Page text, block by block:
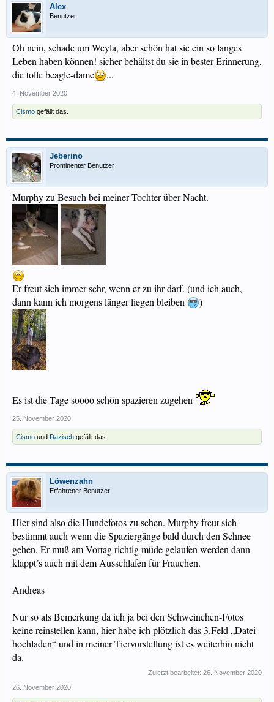
Alex
Benutzer
Oh nein, schade um Weyla, aber schön hat sie ein so langes
Leben haben können! sicher behältst du sie in bester Erinnerung,
die tolle beagle-dame
...
4. November 2020
Cismo gefällt das.
Jeberino
Prominenter Benutzer
Murphy zu Besuch bei meiner Tochter über Nacht.
Er freut sich immer sehr, wenn er zu ihr darf. (und ich auch,
dann kann ich morgens länger liegen bleiben
)
Es ist die Tage soooo schön spazieren zugehen
25. November 2020
Cismo und Dazisch gefällt das.
Löwenzahn
Erfahrener Benutzer
Hier sind also die Hundefotos zu sehen. Murphy freut sich
bestimmt auch wenn die Spaziergänge bald durch den Schnee
gehen. Er muß am Vortag richtig müde gelaufen werden dann
klappt’s auch mit dem Ausschlafen für Frauchen.
Andreas
Nur so als Bemerkung da ich ja bei den Schweinchen-Fotos
keine reinstellen kann, hier habe ich plötzlich das 3.Feld „Datei
hochladen“ und in meiner Tiervorstellung ist es weiterhin nicht
da.
Zuletzt bearbeitet: 26. November 2020
26. November 2020